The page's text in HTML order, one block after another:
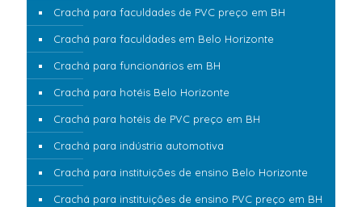
Crachá para faculdades de PVC preço em BH
Crachá para faculdades em Belo Horizonte
Crachá para funcionários em BH
Crachá para hotéis Belo Horizonte
Crachá para hotéis de PVC preço em BH
Crachá para indústria automotiva
Crachá para instituições de ensino Belo Horizonte
Crachá para instituições de ensino PVC preço em BH